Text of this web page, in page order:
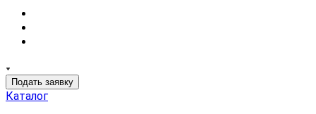
Подать заявку
Каталог